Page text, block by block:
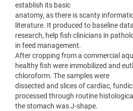
establish its basic
anatomy, as there is scanty
literature. It produced to baseline
research, help fish clinicians in
in feed management.
After cropping from a commercial
healthy fish were immobilized and
chloroform. The samples were
dissected and slices of cardiac,
processed through routine
the stomach was J-shape.